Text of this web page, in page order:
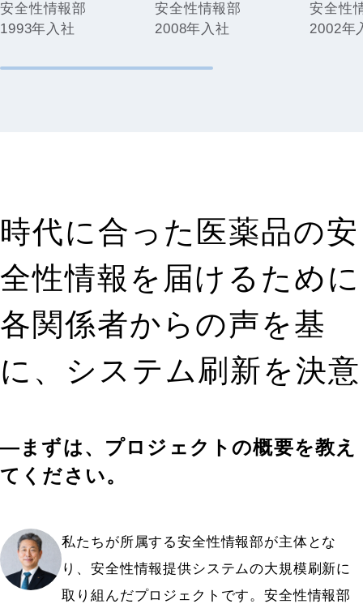
安全性情報部
1993年入社
安全性情報部
2008年入社
安全性
2002年
時代に合った医薬品の安
全性情報を届けるために
各関係者からの声を基
に、システム刷新を決意
―まずは、プロジェクトの概要を教え
てください。
私たちが所属する安全性情報部が主体とな
り、安全性情報提供システムの大規模刷新に
取り組んだプロジェクトです。安全性情報部